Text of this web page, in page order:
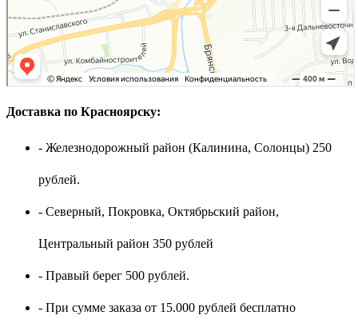
Доставка по Красноярску:
- Железнодорожный район (Калинина, Солонцы) 250
рублей.
- Северный, Покровка, Октябрьский район,
Центральный район 350 рублей
- Правый берег 500 рублей.
- При сумме заказа от 15.000 рублей бесплатно